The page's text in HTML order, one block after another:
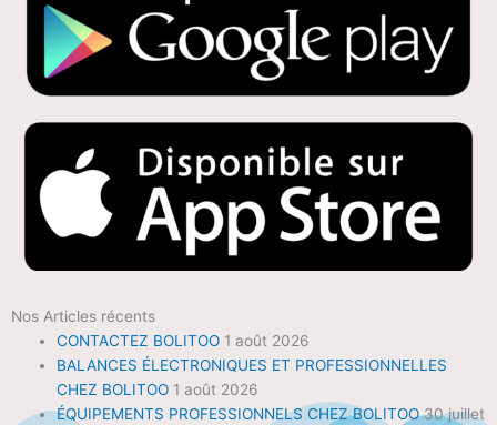
Nos Articles récents
CONTACTEZ BOLITOO 1 août 2026
BALANCES ÉLECTRONIQUES ET PROFESSIONNELLES
CHEZ BOLITOO 1 août 2026
ÉQUIPEMENTS PROFESSIONNELS CHEZ BOLITOO 30 juillet